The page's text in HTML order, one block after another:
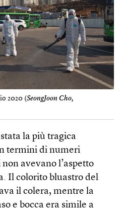
2020 (SeongJoon Cho,
la più tragica
termini di numeri
avevano l’aspetto
Il colorito bluastro del
il colera, mentre la
e bocca era simile a